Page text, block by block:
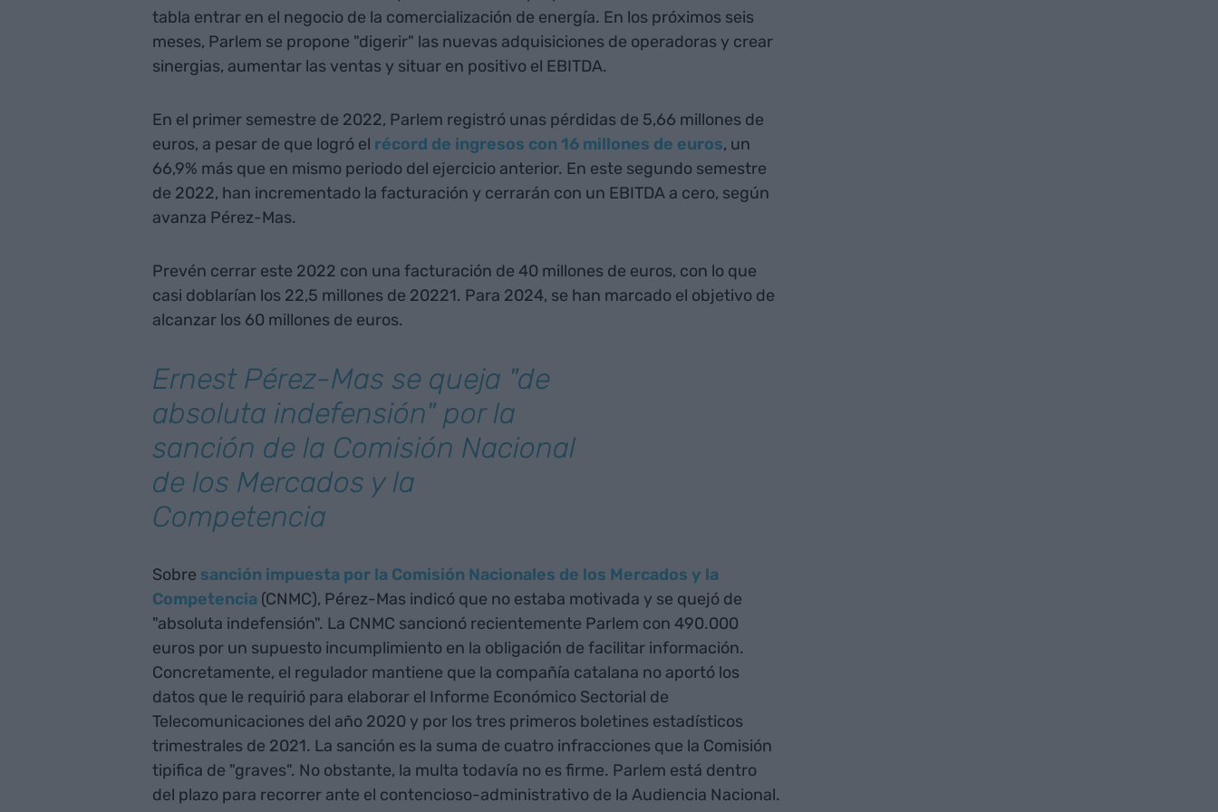
tabla entrar en el negocio de la comercialización de energía. En los próximos seis
meses, Parlem se propone "digerir" las nuevas adquisiciones de operadoras y crear
sinergias, aumentar las ventas y situar en positivo el EBITDA.
En el primer semestre de 2022, Parlem registró unas pérdidas de 5,66 millones de
euros, a pesar de que logró el récord de ingresos con 16 millones de euros, un
66,9% más que en mismo periodo del ejercicio anterior. En este segundo semestre
de 2022, han incrementado la facturación y cerrarán con un EBITDA a cero, según
avanza Pérez-Mas.
Prevén cerrar este 2022 con una facturación de 40 millones de euros, con lo que
casi doblarían los 22,5 millones de 20221. Para 2024, se han marcado el objetivo de
alcanzar los 60 millones de euros.
Ernest Pérez-Mas se queja "de
absoluta indefensión" por la
sanción de la Comisión Nacional
de los Mercados y la
Competencia
Sobre sanción impuesta por la Comisión Nacionales de los Mercados y la
Competencia (CNMC), Pérez-Mas indicó que no estaba motivada y se quejó de
"absoluta indefensión". La CNMC sancionó recientemente Parlem con 490.000
euros por un supuesto incumplimiento en la obligación de facilitar información.
Concretamente, el regulador mantiene que la compañía catalana no aportó los
datos que le requirió para elaborar el Informe Económico Sectorial de
Telecomunicaciones del año 2020 y por los tres primeros boletines estadísticos
trimestrales de 2021. La sanción es la suma de cuatro infracciones que la Comisión
tipifica de "graves". No obstante, la multa todavía no es firme. Parlem está dentro
del plazo para recorrer ante el contencioso-administrativo de la Audiencia Nacional.